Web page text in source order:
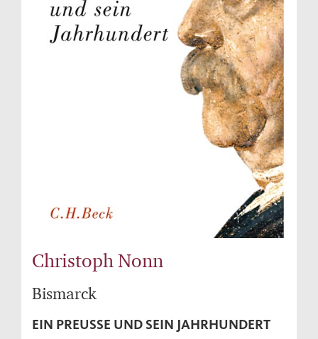
Christoph Nonn
Bismarck
EIN PREUSSE UND SEIN JAHRHUNDERT